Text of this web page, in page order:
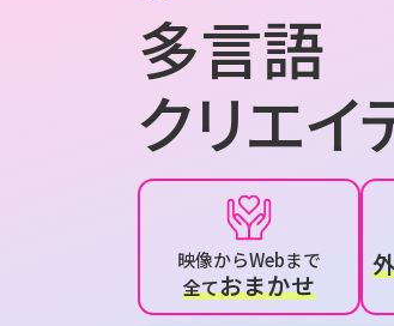
多言語
クリエイ
映像からWebまで
全ておまかせ